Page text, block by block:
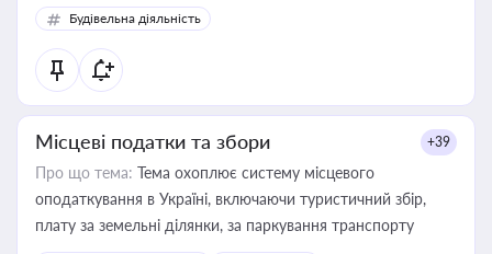
Будівельна діяльність
Місцеві податки та збори +39
Про що тема: Тема охоплює систему місцевого
оподаткування в Україні, включаючи туристичний збір,
плату за земельні ділянки, за паркування транспорту